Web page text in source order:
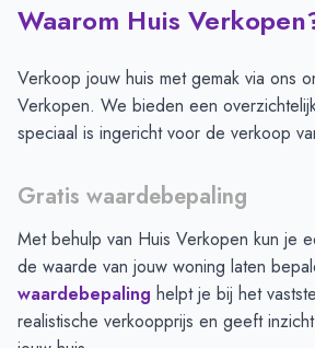
Waarom Huis
Verkoop jouw huis met gemak via ons
Verkopen. We bieden een
speciaal is ingericht voor de verkoop
Gratis waardebepaling
Met behulp van Huis Verkopen kun je
de waarde van jouw woning laten
waardebepaling helpt je bij het
realistische verkoopprijs en geeft